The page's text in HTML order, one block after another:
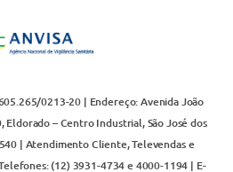
0213-20 | Endereço: Avenida João
Eldorado – Centro Industrial, São José dos
540 | Atendimento Cliente, Televendas e
(12) 3931-4734 e 4000-1194 | E-